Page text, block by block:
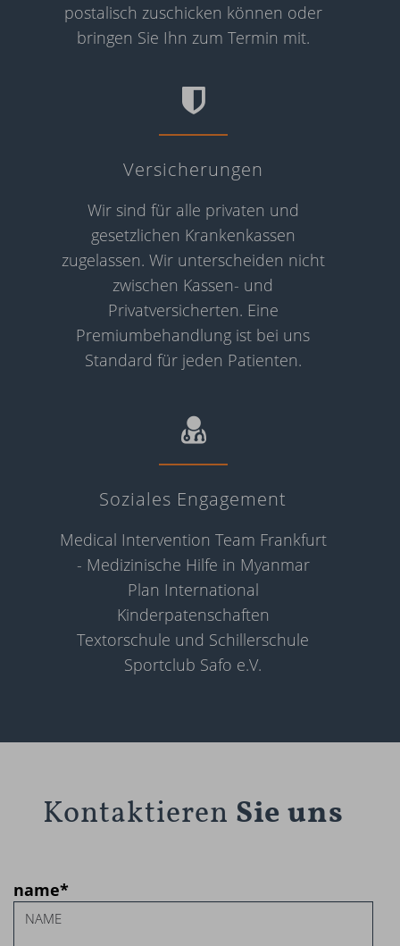
postalisch zuschicken können oder
bringen Sie Ihn zum Termin mit.
Versicherungen
Wir sind für alle privaten und
gesetzlichen Krankenkassen
zugelassen. Wir unterscheiden nicht
zwischen Kassen- und
Privatversicherten. Eine
Premiumbehandlung ist bei uns
Standard für jeden Patienten.
Engagement
Soziales Engagement
Medical Intervention Team Frankfurt
- Medizinische Hilfe in Myanmar
Plan International
Kinderpatenschaften
Textorschule und Schillerschule
Sportclub Safo e.V.
Kontaktieren Sie uns
name*